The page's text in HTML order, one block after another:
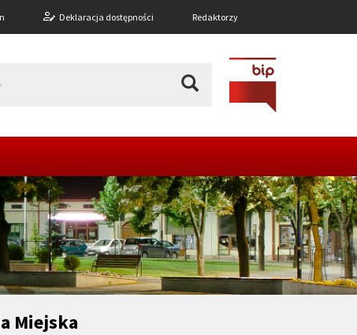
Deklaracja dostępności Redaktorzy
Miejska